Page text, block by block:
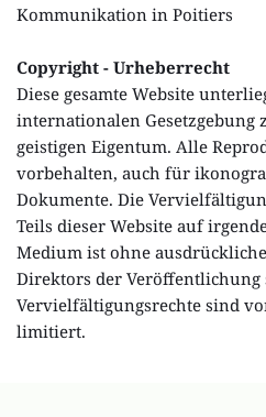
Kommunikation in Poitiers
Copyright - Urheberrecht
Diese gesamte Website
internationalen Gesetzgebung
geistigen Eigentum. Alle
vorbehalten, auch für
Dokumente. Die
Teils dieser Website auf
Medium ist ohne
Direktors der Veröffentlichung
Vervielfältigungsrechte sind
limitiert.